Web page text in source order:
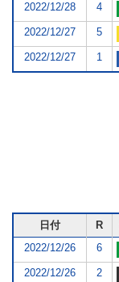
2022/12/28 4
2022/12/27 5
2022/12/27 1
日付 R
2022/12/26
6
2022/12/26 2